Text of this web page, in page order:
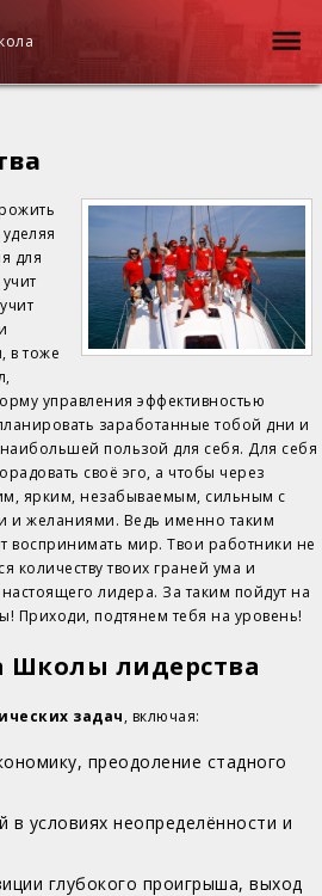
для
в тоже
управления эффективностью
заработанные тобой дни и
пользой для себя. Для себя
своё эго, а чтобы через
ярким, незабываемым, сильным с
и желаниями. Ведь именно таким
воспринимать мир. Твои работники не
количеству твоих граней ума и
настоящего лидера. За таким пойдут на
Приходи, подтянем тебя на уровень!
Школы лидерства
задач, включая:
преодоление стадного
в условиях неопределённости и
глубокого проигрыша, выход